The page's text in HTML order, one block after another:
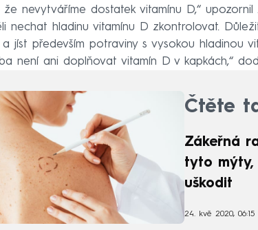
že nevytváříme dostatek vitamínu D,“
nechat hladinu vitamínu D zkontrolovat.
jíst především potraviny s vysokou hladinou
není ani doplňovat vitamín D v kapkách,“
Čtěte
Zákeřná
tyto mýty,
uškodit
24. kvě 2020, 06:15